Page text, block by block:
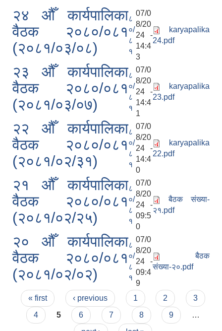
२४ औँ कार्यपालिका
वैठक २०८०/०८१
(२०८१/०३/०८)
८
०/
८
१
07/0
8/20
24 -
14:4
3
karyapalika
24.pdf
२३ औँ कार्यपालिका
वैठक २०८०/०८१
(२०८१/०३/०७)
८
०/
८
१
07/0
8/20
24 -
14:4
1
karyapalika
23.pdf
२२ औँ कार्यपालिका
वैठक २०८०/०८१
(२०८१/०२/३१)
८
०/
८
१
07/0
8/20
24 -
14:4
0
karyapalika
22.pdf
२१ औँ कार्यपालिका
वैठक २०८०/०८१
(२०८१/०२/२५)
८
०/
८
१
07/0
8/20
24 -
09:5
0
बैठक संख्या-
२१.pdf
२० औँ कार्यपालिका
वैठक २०८०/०८१
(२०८१/०२/०२)
८
०/
८
१
07/0
8/20
24 -
09:4
9
बैठक
संख्या-२०.pdf
Pages
« first ‹ previous 1 2
3
4
5 6 7 8 9
…